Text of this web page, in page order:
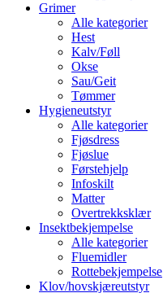
Grimer
Alle kategorier
Hest
Kalv/Føll
Okse
Sau/Geit
Tømmer
Hygieneutstyr
Alle kategorier
Fjøsdress
Fjøslue
Førstehjelp
Infoskilt
Matter
Overtrekksklær
Insektbekjempelse
Alle kategorier
Fluemidler
Rottebekjempelse
Klov/hovskjæreutstyr